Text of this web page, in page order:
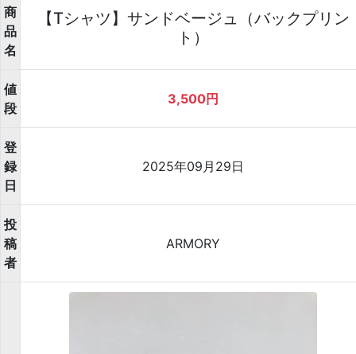
商
品
名
【Tシャツ】サンドベージュ（バックプリン
ト）
値
段
3,500円
登
録
日
2025年09月29日
投
稿
者
ARMORY